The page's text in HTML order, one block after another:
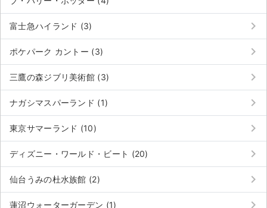
富士急ハイランド (3) keyboard_arrow_right
ポケパーク カントー (3) keyboard_arrow_right
三鷹の森ジブリ美術館 (3) keyboard_arrow_right
ナガシマスパーランド (1) keyboard_arrow_right
東京サマーランド (10) keyboard_arrow_right
ディズニー・ワールド・ビート (20) keyboard_arrow_right
仙台うみの杜水族館 (2) keyboard_arrow_right
蓮沼ウォーターガーデン (1) keyboard_arrow_right